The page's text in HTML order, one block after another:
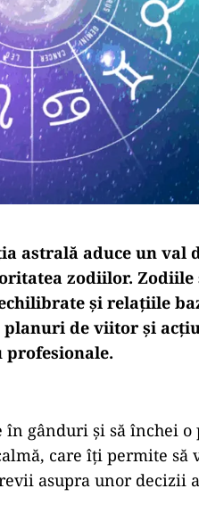
astrală aduce un val
zodiilor. Zodiile
și relațiile
planuri de viitor și
profesionale.
în gânduri și să închei o
care îți permite să
asupra unor decizii